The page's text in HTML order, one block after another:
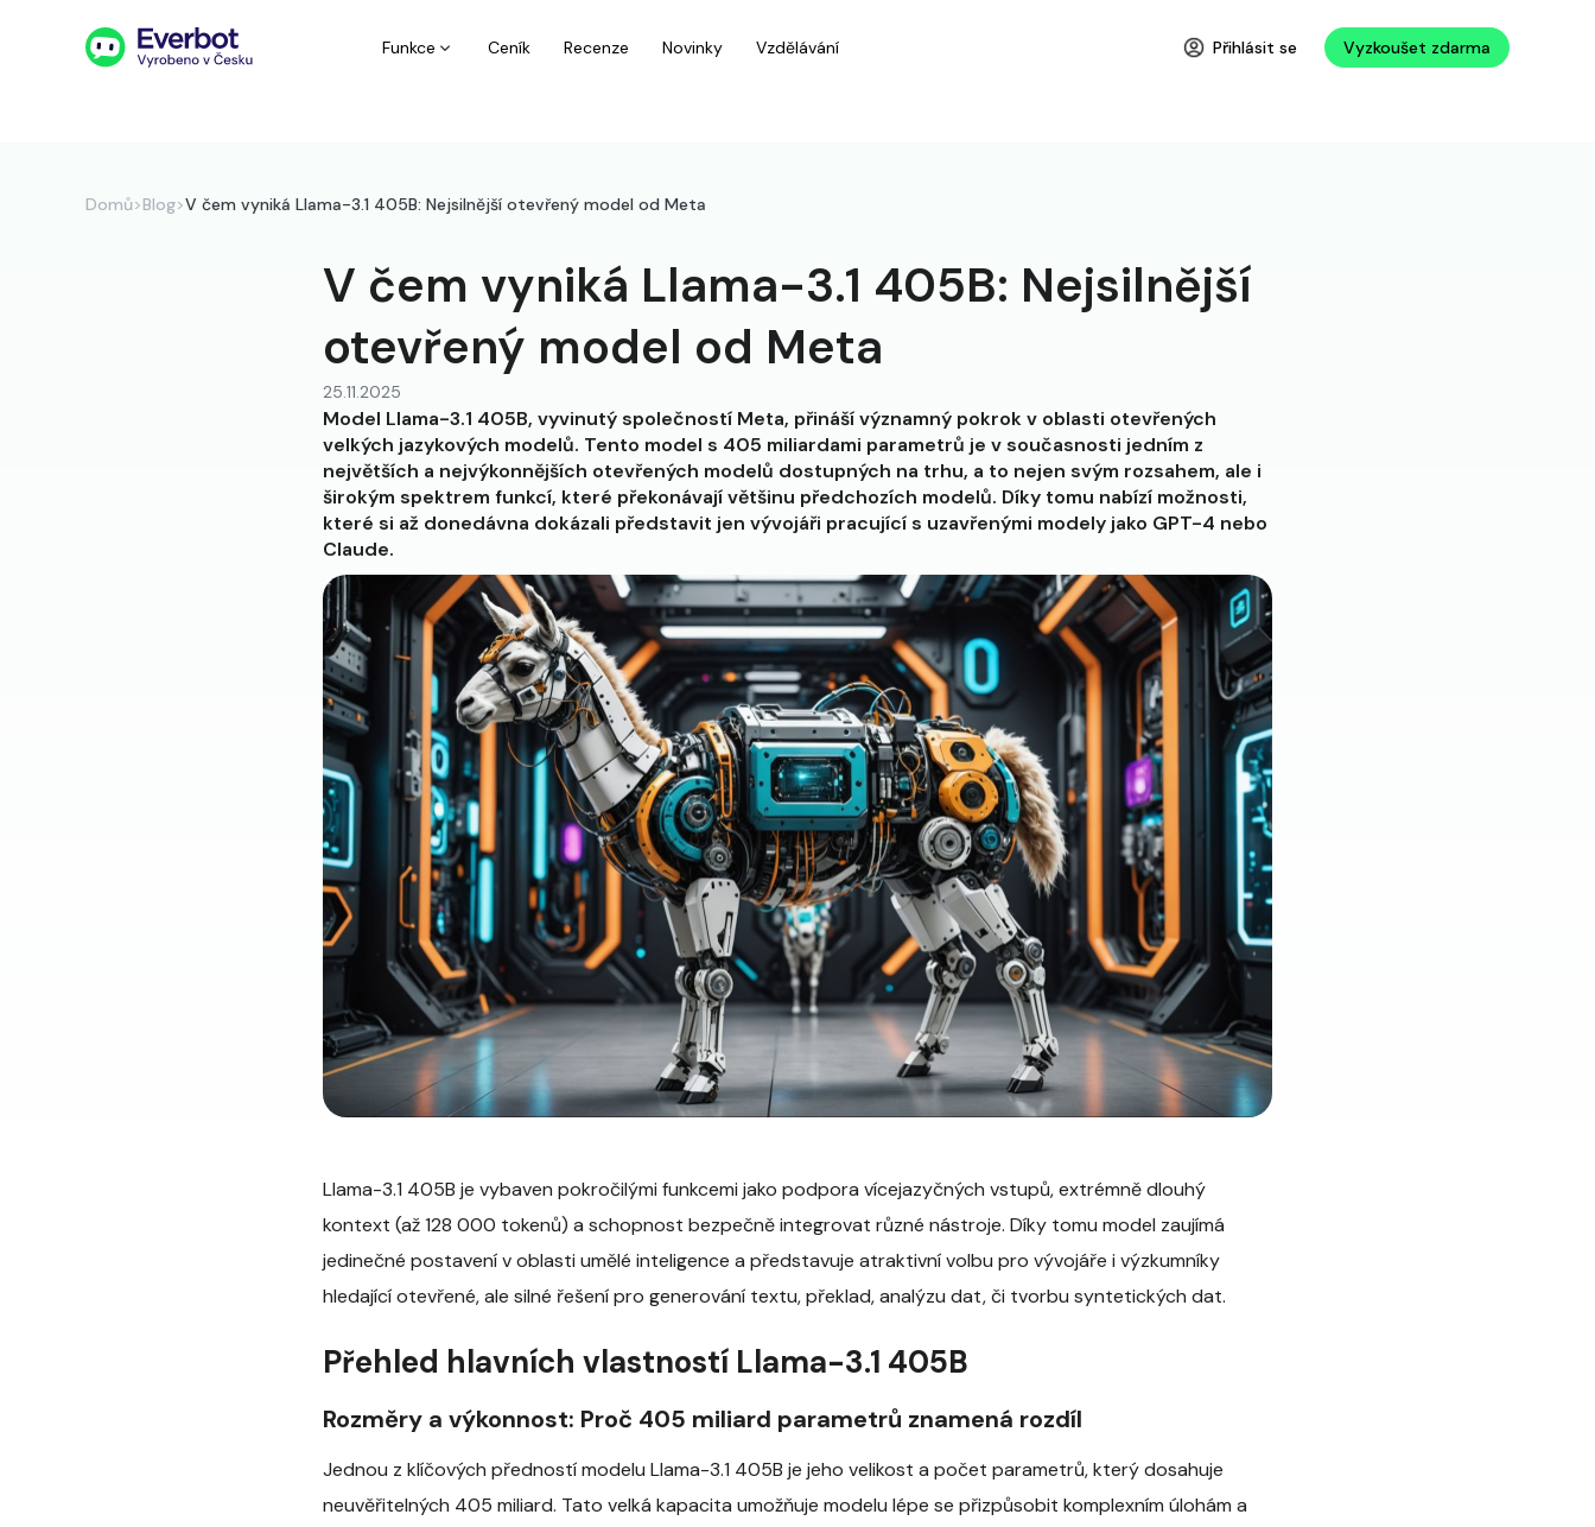
Funkce Ceník Recenze Novinky Vzdělávání Přihlásit se Vyzkoušet zdarma
Domů>Blog>V čem vyniká Llama-3.1 405B: Nejsilnější otevřený model od Meta
V čem vyniká Llama-3.1 405B: Nejsilnější
otevřený model od Meta
25.11.2025
Model Llama-3.1 405B, vyvinutý společností Meta, přináší významný pokrok v oblasti otevřených
velkých jazykových modelů. Tento model s 405 miliardami parametrů je v současnosti jedním z
největších a nejvýkonnějších otevřených modelů dostupných na trhu, a to nejen svým rozsahem, ale i
širokým spektrem funkcí, které překonávají většinu předchozích modelů. Díky tomu nabízí možnosti,
které si až donedávna dokázali představit jen vývojáři pracující s uzavřenými modely jako GPT-4 nebo
Claude.
Llama-3.1 405B je vybaven pokročilými funkcemi jako podpora vícejazyčných vstupů, extrémně dlouhý
kontext (až 128 000 tokenů) a schopnost bezpečně integrovat různé nástroje. Díky tomu model zaujímá
jedinečné postavení v oblasti umělé inteligence a představuje atraktivní volbu pro vývojáře i výzkumníky
hledající otevřené, ale silné řešení pro generování textu, překlad, analýzu dat, či tvorbu syntetických dat.
Přehled hlavních vlastností Llama-3.1 405B
Rozměry a výkonnost: Proč 405 miliard parametrů znamená rozdíl
Jednou z klíčových předností modelu Llama-3.1 405B je jeho velikost a počet parametrů, který dosahuje
neuvěřitelných 405 miliard. Tato velká kapacita umožňuje modelu lépe se přizpůsobit komplexním úlohám a